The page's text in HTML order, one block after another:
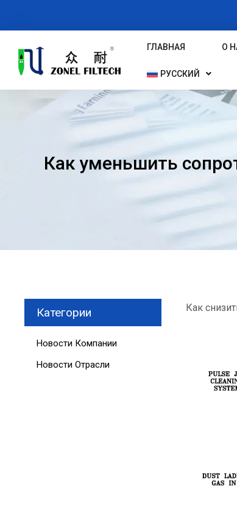
Содержимому
ГЛАВНАЯ О
РУССКИЙ
Как уменьшить
Категории
Новости Компании
Новости Отрасли
Как